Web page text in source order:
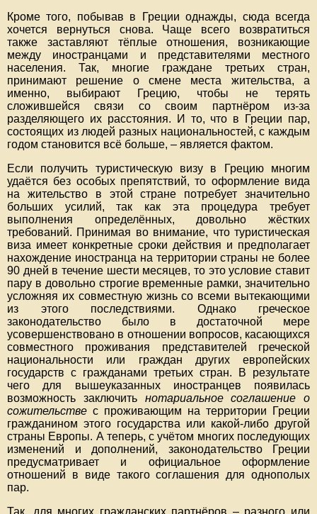
Кроме того, побывав в Греции однажды, сюда всегда
хочется вернуться снова. Чаще всего возвратиться
также заставляют тёплые отношения, возникающие
между иностранцами и представителями местного
населения. Так, многие граждане третьих стран,
принимают решение о смене места жительства, а
именно, выбирают Грецию, чтобы не терять
сложившейся связи со своим партнёром из-за
разделяющего их расстояния. И то, что в Греции пар,
состоящих из людей разных национальностей, с каждым
годом становится всё больше, – является фактом.
Если получить туристическую визу в Грецию многим
удаётся без особых препятствий, то оформление вида
на жительство в этой стране потребует значительно
больших усилий, так как эта процедура требует
выполнения определённых, довольно жёстких
требований. Принимая во внимание, что туристическая
виза имеет конкретные сроки действия и предполагает
нахождение иностранца на территории страны не более
90 дней в течение шести месяцев, то это условие ставит
пару в довольно строгие временные рамки, значительно
усложняя их совместную жизнь со всеми вытекающими
из этого последствиями. Однако греческое
законодательство было в достаточной мере
усовершенствовано в отношении вопросов, касающихся
совместного проживания представителей греческой
национальности или граждан других европейских
государств с гражданами третьих стран. В результате
чего для вышеуказанных иностранцев появилась
возможность заключить нотариальное соглашение о
сожительстве с проживающим на территории Греции
гражданином этого государства или какой-либо другой
страны Европы. А теперь, с учётом многих последующих
изменений и дополнений, законодательство Греции
предусматривает и официальное оформление
отношений в виде такого соглашения для однополых
пар.